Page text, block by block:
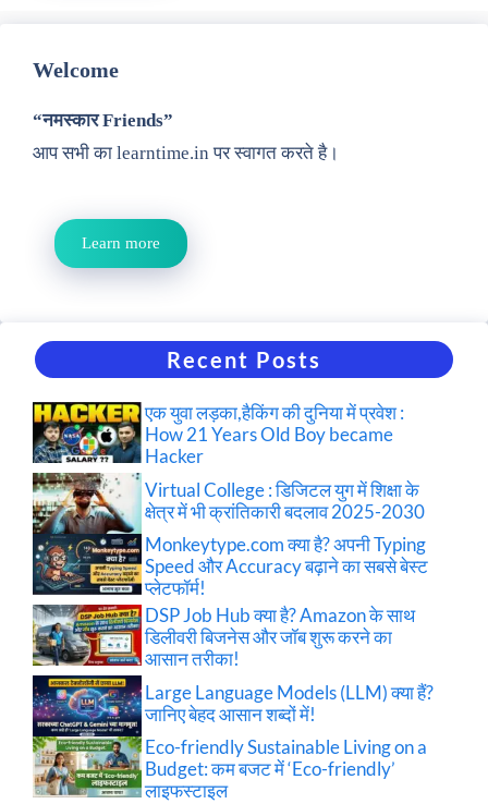
Welcome
“नमस्कार Friends”
आप सभी का learntime.in पर स्वागत करते है।
Learn more
Recent Posts
एक युवा लड़का,हैकिंग की दुनिया में प्रवेश :
How 21 Years Old Boy became
Hacker
Virtual College : डिजिटल युग में शिक्षा के
क्षेत्र में भी क्रांतिकारी बदलाव 2025-2030
Monkeytype.com क्या है? अपनी Typing
Speed और Accuracy बढ़ाने का सबसे बेस्ट
प्लेटफॉर्म!
DSP Job Hub क्या है? Amazon के साथ
डिलीवरी बिजनेस और जॉब शुरू करने का
आसान तरीका!
Large Language Models (LLM) क्या हैं?
जानिए बेहद आसान शब्दों में!
Eco-friendly Sustainable Living on a
Budget: कम बजट में ‘Eco-friendly’
लाइफस्टाइल